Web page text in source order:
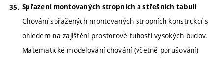
Spřazení montovaných stropních a střešních tabulí
Chování spřažených montovaných stropních konstrukcí s
ohledem na zajištění prostorové tuhosti vysokých budov.
Matematické modelování chování (včetně porušování)